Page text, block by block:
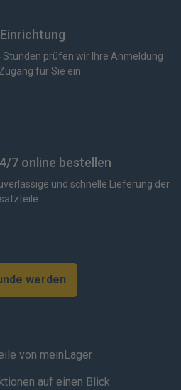
Stunden prüfen wir Ihre Anmeldung
für Sie ein.
7 online bestellen
und schnelle Lieferung der
werden
von meinLager
auf einen Blick